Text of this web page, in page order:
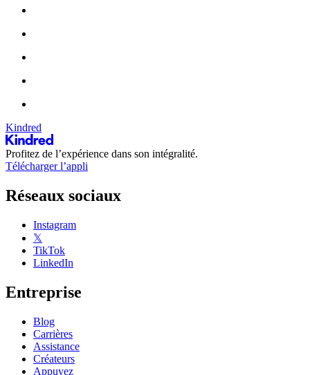
Kindred
Profitez de l’expérience dans son intégralité.
Télécharger l’appli
Réseaux sociaux
Instagram
𝕏
TikTok
LinkedIn
Entreprise
Blog
Carrières
Assistance
Créateurs
Appuyez